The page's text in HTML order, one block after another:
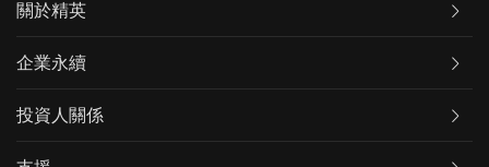
關於精英
企業永續
投資人關係